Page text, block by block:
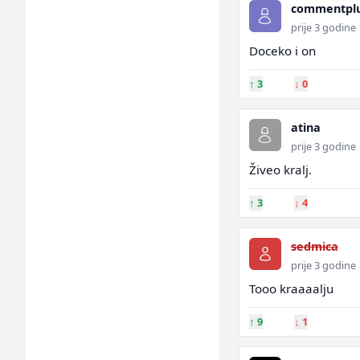
prije 3 godine
Doceko i on
↑ 3 ↓ 0
atina
prije 3 godine
Živeo kralj.
↑ 3 ↓ 4
sedmica
prije 3 godine
Tooo kraaaalju
↑ 9 ↓ 1